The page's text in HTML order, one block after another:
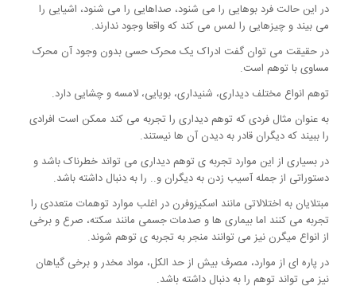
در این حالت فرد بوهایی را می شنود، صداهایی را می شنود، اشیایی را
می بیند و چیزهایی را لمس می کند که واقعا وجود ندارند.
در حقیقت می توان گفت ادراک یک محرک حسی بدون وجود آن محرک
مساوی با توهم است.
توهم انواع مختلف دیداری، شنیداری، بویایی، لامسه و چشایی دارد.
به عنوان مثال فردی که توهم دیداری را تجربه می کند ممکن است افرادی
را ببیند که دیگران قادر به دیدن آن ها نیستند.
در بسیاری از این موارد تجربه ی توهم دیداری می تواند خطرناک باشد و
دستوراتی از جمله آسیب زدن به دیگران و.. را به دنبال داشته باشد.
مبتلایان به اختلالاتی مانند اسکیزوفرن در اغلب موارد توهمات متعددی را
تجربه می کنند اما بیماری ها و صدمات جسمی مانند سکته، صرع و برخی
از انواع میگرن نیز می توانند منجر به تجربه ی توهم شوند.
در پاره ای از موارد، مصرف بیش از حد الکل، مواد مخدر و برخی گیاهان
نیز می تواند توهم را به دنبال داشته باشد.